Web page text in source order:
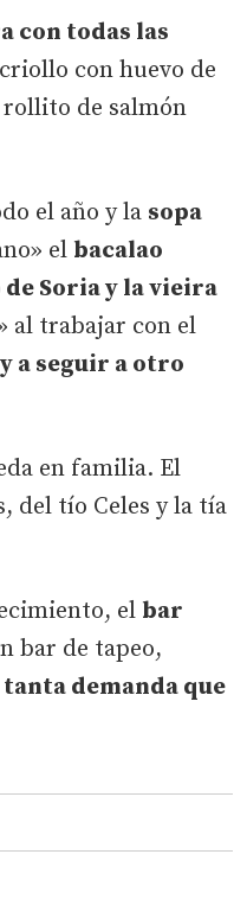
con todas las
con huevo de
de salmón
el año y la sopa
el bacalao
Soria y la vieira
al trabajar con el
a seguir a otro
en familia. El
del tío Celes y la tía
el bar
bar de tapeo,
demanda que